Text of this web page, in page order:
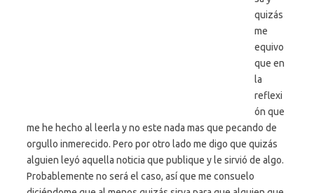
quizás
me
equivo
que en
la
reflexi
ón que
me he hecho al leerla y no este nada mas que pecando de
orgullo inmerecido. Pero por otro lado me digo que quizás
alguien leyó aquella noticia que publique y le sirvió de algo.
Probablemente no será el caso, así que me consuelo